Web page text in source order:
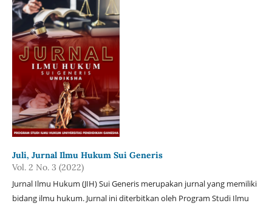
Juli, Jurnal Ilmu Hukum Sui Generis
Vol. 2 No. 3 (2022)
Jurnal Ilmu Hukum (JIH) Sui Generis merupakan jurnal yang memiliki
bidang ilmu hukum. Jurnal ini diterbitkan oleh Program Studi Ilmu